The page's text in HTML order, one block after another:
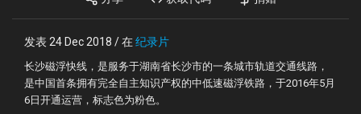
发表 24 Dec 2018 / 在纪录片
长沙磁浮快线，是服务于湖南省长沙市的一条城市轨道交通线路，
是中国首条拥有完全自主知识产权的中低速磁浮铁路，于2016年5月
6日开通运营，标志色为粉色。